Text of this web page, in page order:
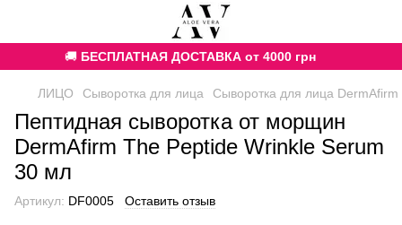
🚚 БЕСПЛАТНАЯ ДОСТАВКА от 4000 грн
ЛИЦО Сыворотка для лица Сыворотка для лица DermAfirm
Пептидная сыворотка от морщин
DermAfirm The Peptide Wrinkle Serum
30 мл
Артикул: DF0005 Оставить отзыв